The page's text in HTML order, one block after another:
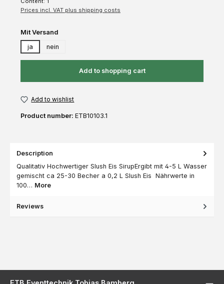
Prices incl. VAT plus shipping costs
Select
Mit Versand
ja
nein
Add to shopping cart
Add to wishlist
Product number: ETB10103.1
Description
Qualitativ Hochwertiger Slush Eis SirupErgibt mit 4-5 L Wasser
gemischt ca 25-30 Becher a 0,2 L Slush Eis Nährwerte in
100… More
Reviews